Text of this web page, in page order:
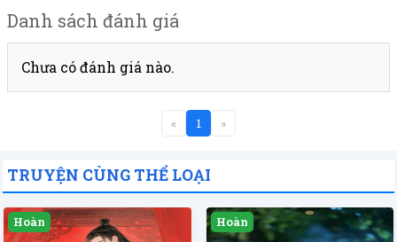
Danh sách đánh giá
Chưa có đánh giá nào.
« 1 »
TRUYỆN CÙNG THỂ LOẠI